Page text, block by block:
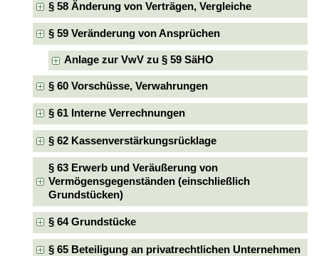
§ 58 Änderung von Verträgen, Vergleiche
§ 59 Veränderung von Ansprüchen
Anlage zur VwV zu § 59 SäHO
§ 60 Vorschüsse, Verwahrungen
§ 61 Interne Verrechnungen
§ 62 Kassenverstärkungsrücklage
§ 63 Erwerb und Veräußerung von
Vermögensgegenständen (einschließlich
Grundstücken)
§ 64 Grundstücke
§ 65 Beteiligung an privatrechtlichen Unternehmen